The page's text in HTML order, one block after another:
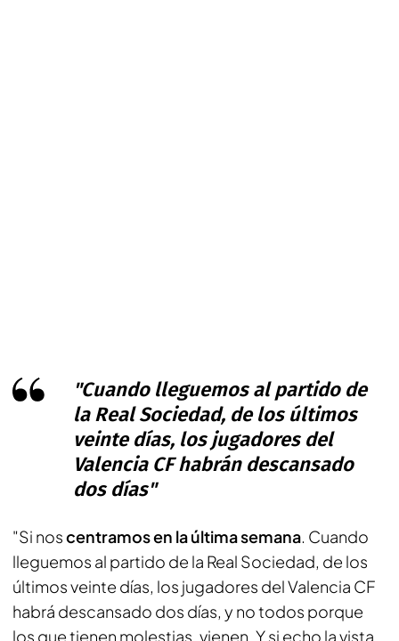
"Cuando lleguemos al partido de
la Real Sociedad, de los últimos
veinte días, los jugadores del
Valencia CF habrán descansado
dos días"
"Si noscentramos en la última semana. Cuando
lleguemos al partido de la Real Sociedad, de los
últimos veinte días, los jugadores del Valencia CF
habrá descansado dos días, y no todos porque
los que tienen molestias, vienen. Y si echo la vista